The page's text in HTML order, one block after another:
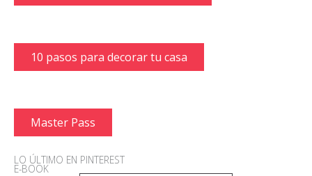
10 pasos para decorar tu casa
Master Pass
LO ÚLTIMO EN PINTEREST
E-BOOK